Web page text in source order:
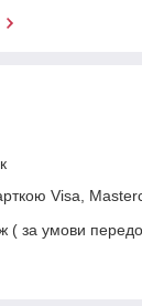
Visa,
( за умови